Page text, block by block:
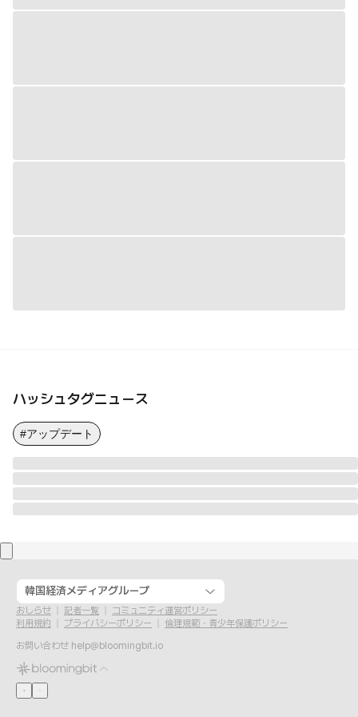
ハッシュタグニュース
#アップデート
韓国経済メディアグループ
おしらせ 記者一覧
コミュニティ運営ポリシー
利用規約
プライバシーポリシー
倫理規範・青少年保護ポリシー
お問い合わせ help@bloomingbit.io